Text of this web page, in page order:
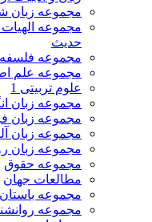
مجموعه زبان
مجموعه
حدیث
مجموعه فلسفه
مجموعه علم
علوم تربیتی 1
مجموعه زبان
مجموعه زبان
مجموعه زبان
مجموعه زبان
مجموعه حقوق
مطالعات جهان
مجموعه
مجموعه